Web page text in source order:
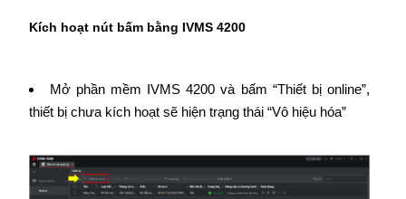
Kích hoạt nút bấm bằng IVMS 4200
Mở phần mềm IVMS 4200 và bấm “Thiết bị online”,
thiết bị chưa kích hoạt sẽ hiện trạng thái “Vô hiệu hóa”